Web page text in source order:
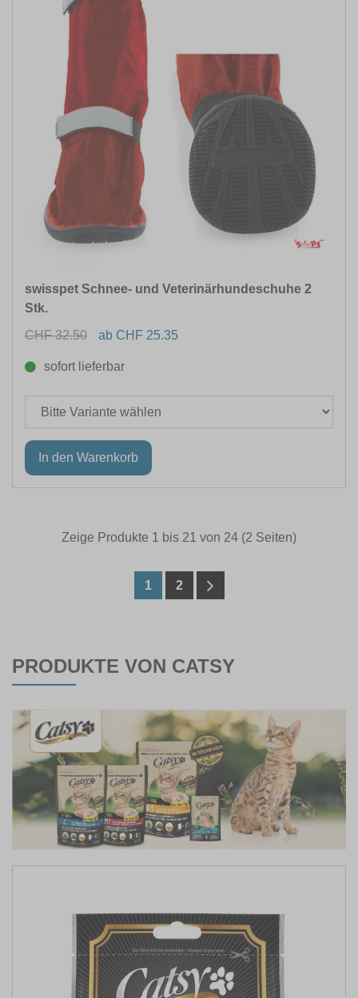
swisspet Schnee- und Veterinärhundeschuhe 2
Stk.
CHF 32.50
ab CHF 25.35
sofort lieferbar
Zeige Produkte 1 bis 21 von 24 (2 Seiten)
1 2
PRODUKTE VON CATSY